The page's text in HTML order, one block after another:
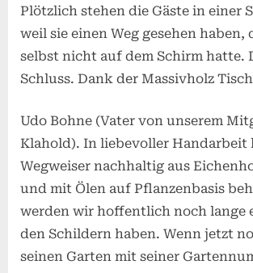
Plötzlich stehen die Gäste in einer
weil sie einen Weg gesehen haben,
selbst nicht auf dem Schirm hatte.
Schluss. Dank der Massivholz
Udo Bohne (Vater von unserem
Klahold). In liebevoller Handarbeit
Wegweiser nachhaltig aus
und mit Ölen auf Pflanzenbasis
werden wir hoffentlich noch lange
den Schildern haben. Wenn jetzt
seinen Garten mit seiner